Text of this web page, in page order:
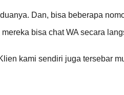
Dan, bisa beberapa
bisa chat WA secara
kami sendiri juga tersebar